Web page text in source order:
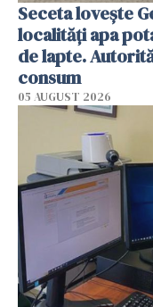
Seceta lovește
localități apa
de lapte.
consum
05 AUGUST 2026